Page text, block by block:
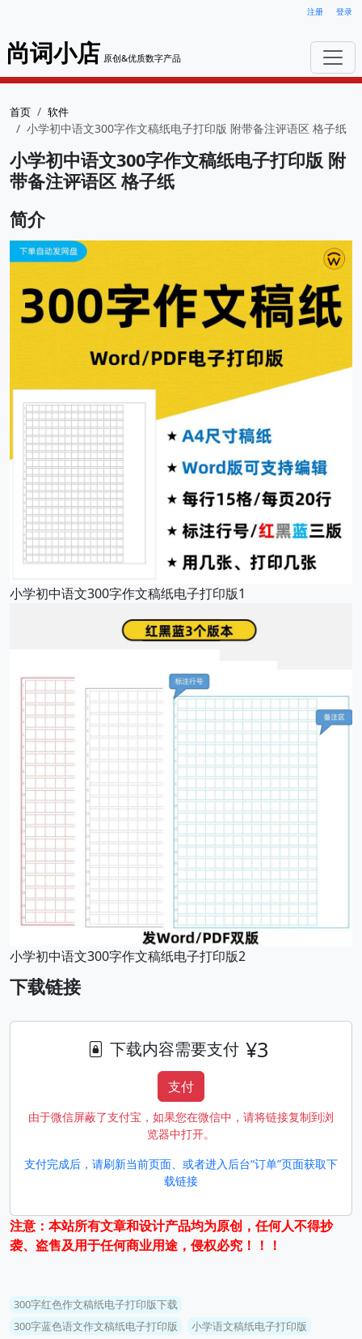
注册 登录
尚词小店 原创&优质数字产品
首页 软件
小学初中语文300字作文稿纸电子打印版 附带备注评语区 格子纸
小学初中语文300字作文稿纸电子打印版 附
带备注评语区 格子纸
简介
小学初中语文300字作文稿纸电子打印版1
小学初中语文300字作文稿纸电子打印版2
下载链接
下载内容需要支付 ¥3
支付
由于微信屏蔽了支付宝，如果您在微信中，请将链接复制到浏
览器中打开。
支付完成后，请刷新当前页面、或者进入后台“订单”页面获取下
载链接
注意：本站所有文章和设计产品均为原创，任何人不得抄
袭、盗售及用于任何商业用途，侵权必究！！！
300字红色作文稿纸电子打印版下载
300字蓝色语文作文稿纸电子打印版
小学语文稿纸电子打印版